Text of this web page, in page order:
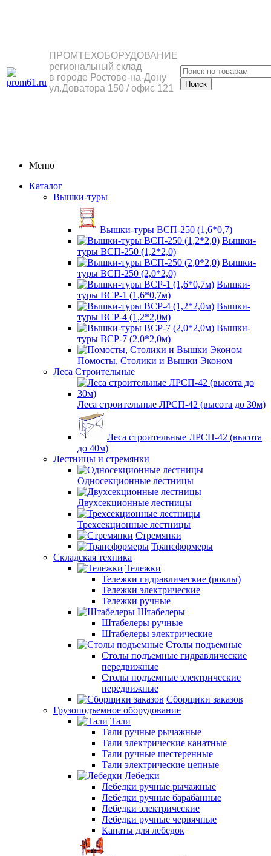
ПРОМТЕХОБОРУДОВАНИЕ
региональный склад
в городе Ростове-на-Дону
ул.Доватора 150 / офис 121
Меню
Каталог
Вышки-туры
Вышки-туры ВСП-250 (1,6*0,7)
Вышки-
туры ВСП-250 (1,2*2,0)
Вышки-
туры ВСП-250 (2,0*2,0)
Вышки-
туры ВСР-1 (1,6*0,7м)
Вышки-
туры ВСР-4 (1,2*2,0м)
Вышки-
туры ВСР-7 (2,0*2,0м)
Помосты, Столики и Вышки Эконом
Леса Строительные
Леса строительные ЛРСП-42 (высота до 30м)
Леса строительные ЛРСП-42 (высота
до 40м)
Лестницы и стремянки
Односекционные лестницы
Двухсекционные лестницы
Трехсекционные лестницы
Стремянки
Трансформеры
Складская техника
Тележки
Тележки гидравлические (роклы)
Тележки электрические
Тележки ручные
Штабелеры
Штабелеры ручные
Штабелеры электрические
Столы подъемные
Столы подъемные гидравлические
передвижные
Столы подъемные электрические
передвижные
Сборщики заказов
Грузоподъемное оборудование
Тали
Тали ручные рычажные
Тали электрические канатные
Тали ручные шестеренные
Тали электрические цепные
Лебедки
Лебедки ручные рычажные
Лебедки ручные барабанные
Лебедки электрические
Лебедки ручные червячные
Канаты для лебедок